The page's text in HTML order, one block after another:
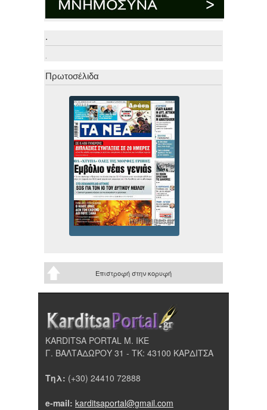
.
.
Πρωτοσέλιδα
Επιστροφή στην κορυφή
KARDITSA PORTAL Μ. ΙΚΕ
Γ. ΒΑΛΤΑΔΩΡΟΥ 31 - ΤΚ: 43100 ΚΑΡΔΙΤΣΑ
Τηλ: (+30) 24410 72888
e-mail: karditsaportal@gmail.com